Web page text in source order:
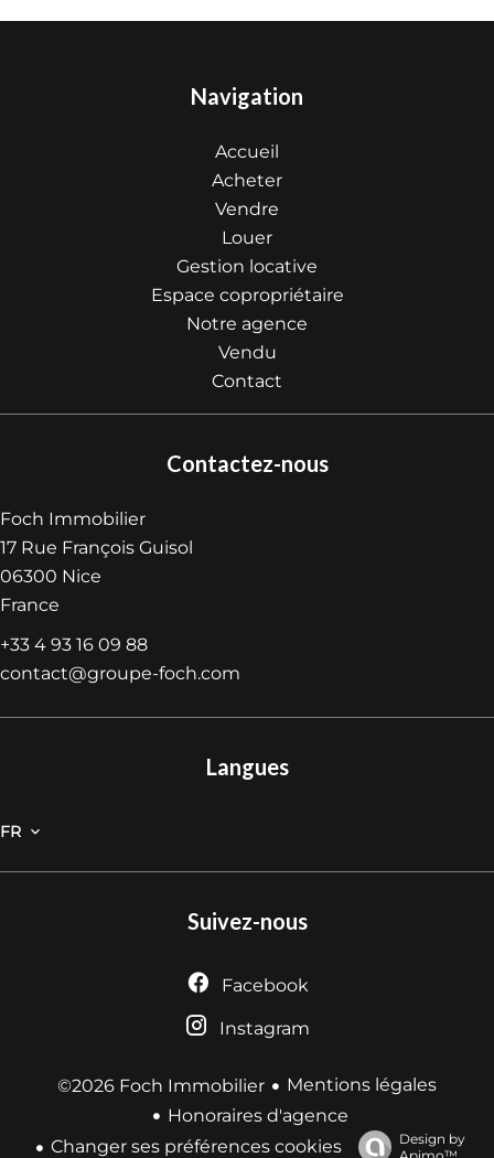
Navigation
Accueil
Acheter
Vendre
Louer
Gestion locative
Espace copropriétaire
Notre agence
Vendu
Contact
Contactez-nous
Foch Immobilier
17 Rue François Guisol
06300 Nice
France
+33 4 93 16 09 88
contact@groupe-foch.com
Langues
FR
Suivez-nous
Facebook
Instagram
©2026 Foch Immobilier
Mentions légales
Honoraires d'agence
Changer ses préférences cookies
Design by